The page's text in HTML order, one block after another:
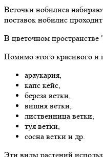
Веточки нобилиса
поставок нобилис
В цветочном
Помимо этого красивого и
араукария,
капс кейс,
береза ветки,
вишня ветки,
лиственница ветки,
туя ветки,
сосна ветки и др.
Эти виды растений